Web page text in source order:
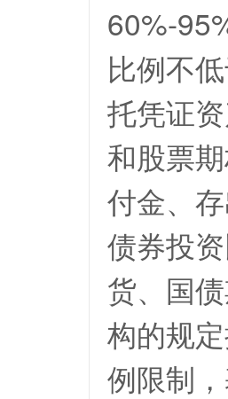
60%-
比例不
托凭证
和股票
付金、
债券投
货、国
构的规
例限制